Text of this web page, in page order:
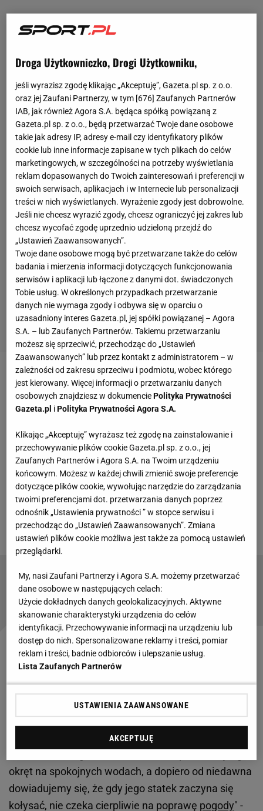
Zobacz wideoSport.pl PLUS
Media: Tomczyk ma objąć Odrę Opole
Łukasz Tomczyk poprowadził zespół Rakowa w
zaledwie 12meczachPKO Ekstraklasy. Wygrał 4 z
nich, 5 zremisował i 3 przegrał. Jednak to zapewne
porażka 0:2 w finale Pucharu Polski z Górnikiem
Zabrze przypieczętowała los 37-latka pod Jasną
Górą.
Tak Boniek skomentował zmianę trenera w
Rakowie
"Zwolnienie Łukasza Tomczyka po zaledwie
czterech miesiącach, na ostatniej prostej sezonu, po
wcześniejszych zapewnieniach prezesa, że
trenerowi trzeba dać czas, wydaje się wręcz do
Rakowa Częstochowa nie pasować. Ale tylko
pozornie. Znaliśmy bowiem Michała
okręt na spokojnych wodach, a dopiero od niedawna
dowiadujemy się, że gdy jego statek zaczyna się
kołysać, nie czeka cierpliwie na poprawę pogody" -
Droga Użytkowniczko, Drogi Użytkowniku,
jeśli wyrazisz zgodę klikając „Akceptuję”, Gazeta.pl sp. z o.o.
oraz jej Zaufani Partnerzy, w tym [676] Zaufanych Partnerów
IAB, jak również Agora S.A. będąca spółką powiązaną z
Gazeta.pl sp. z o.o., będą przetwarzać Twoje dane osobowe
takie jak adresy IP, adresy e-mail czy identyfikatory plików
cookie lub inne informacje zapisane w tych plikach do celów
marketingowych, w szczególności na potrzeby wyświetlania
reklam dopasowanych do Twoich zainteresowań i preferencji w
swoich serwisach, aplikacjach i w Internecie lub personalizacji
treści w nich wyświetlanych. Wyrażenie zgody jest dobrowolne.
Jeśli nie chcesz wyrazić zgody, chcesz ograniczyć jej zakres lub
chcesz wycofać zgodę uprzednio udzieloną przejdź do
„Ustawień Zaawansowanych”.
Twoje dane osobowe mogą być przetwarzane także do celów
badania i mierzenia informacji dotyczących funkcjonowania
serwisów i aplikacji lub łączone z danymi dot. świadczonych
Tobie usług. W określonych przypadkach przetwarzanie
danych nie wymaga zgody i odbywa się w oparciu o
uzasadniony interes Gazeta.pl, jej spółki powiązanej – Agora
S.A. – lub Zaufanych Partnerów. Takiemu przetwarzaniu
możesz się sprzeciwić, przechodząc do „Ustawień
Zaawansowanych” lub przez kontakt z administratorem – w
zależności od zakresu sprzeciwu i podmiotu, wobec którego
jest kierowany. Więcej informacji o przetwarzaniu danych
osobowych znajdziesz w dokumenciePolityka Prywatności
Gazeta.pl iPolityka Prywatności Agora S.A.
Klikając „Akceptuję” wyrażasz też zgodę na zainstalowanie i
przechowywanie plików cookie Gazeta.pl sp. z o.o., jej
Zaufanych Partnerów i Agora S.A. na Twoim urządzeniu
końcowym. Możesz w każdej chwili zmienić swoje preferencje
dotyczące plików cookie, wywołując narzędzie do zarządzania
twoimi preferencjami dot. przetwarzania danych poprzez
odnośnik „Ustawienia prywatności ” w stopce serwisu i
przechodząc do „Ustawień Zaawansowanych”. Zmiana
ustawień plików cookie możliwa jest także za pomocą ustawień
przeglądarki.
My, nasi Zaufani Partnerzy i Agora S.A. możemy przetwarzać
dane osobowe w następujących celach:
Użycie dokładnych danych geolokalizacyjnych. Aktywne
skanowanie charakterystyki urządzenia do celów
identyfikacji. Przechowywanie informacji na urządzeniu lub
dostęp do nich. Spersonalizowane reklamy i treści, pomiar
reklam i treści, badnie odbiorców i ulepszanie usług.
Lista Zaufanych Partnerów
USTAWIENIA ZAAWANSOWANE
AKCEPTUJĘ